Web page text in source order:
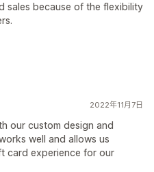
sales because of the flexibility
2022年11月7日
our custom design and
well and allows us
card experience for our